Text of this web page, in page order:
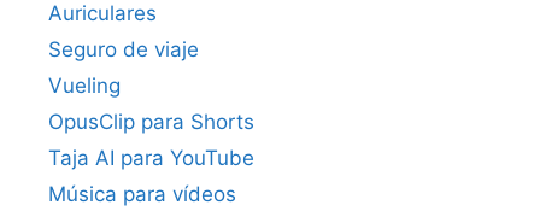
Auriculares
Seguro de viaje
Vueling
OpusClip para Shorts
Taja AI para YouTube
Música para vídeos